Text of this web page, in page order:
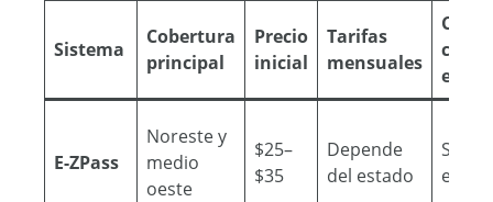
Sistema
Cobertura
principal
Precio
inicial
Tarifas
mensuales
con
E-ZPass
Noreste y
medio
oeste
$25–
$35
Depende
del estado
Sí (17